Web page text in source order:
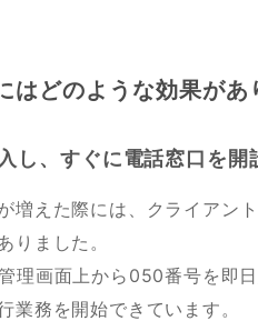
はどのような効果があ
し、すぐに電話窓口を開
増えた際には、クライアン
りました。
理画面上から050番号を即
業務を開始できています。